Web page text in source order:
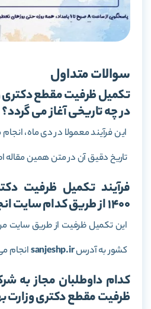
سوالات متداول
در چه تاریخى آغاز می گردد؟
این فرآیند معمولا در دی ماه،
تاریخ دقیق آن در متن همین مقاله
فرآیند تکمیل ظرفیت
1400 از طریق کدام سایت انجام مى گیرد؟
این تکمیل ظرفیت از طریق
کشور به آدرسsanjeshp.irانجام
کدام داوطلبان مجاز به
ظرفیت مقطع دکترى